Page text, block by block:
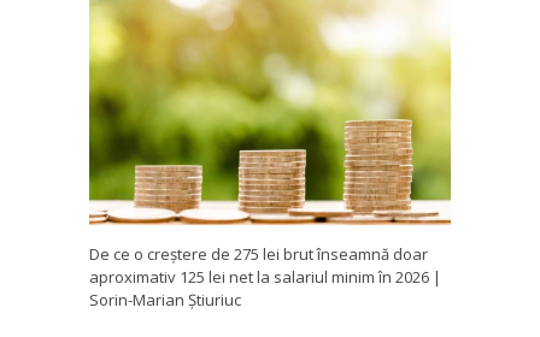
De ce o creștere de 275 lei brut înseamnă doar
aproximativ 125 lei net la salariul minim în 2026 |
Sorin-Marian Știuriuc